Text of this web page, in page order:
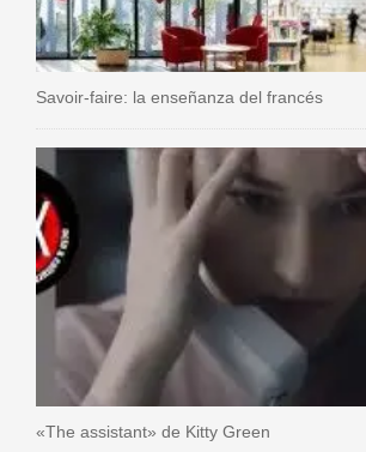
Savoir-faire: la enseñanza del francés
«The assistant» de Kitty Green